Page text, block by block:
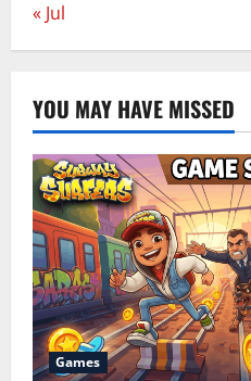
« Jul
YOU MAY HAVE MISSED
Games